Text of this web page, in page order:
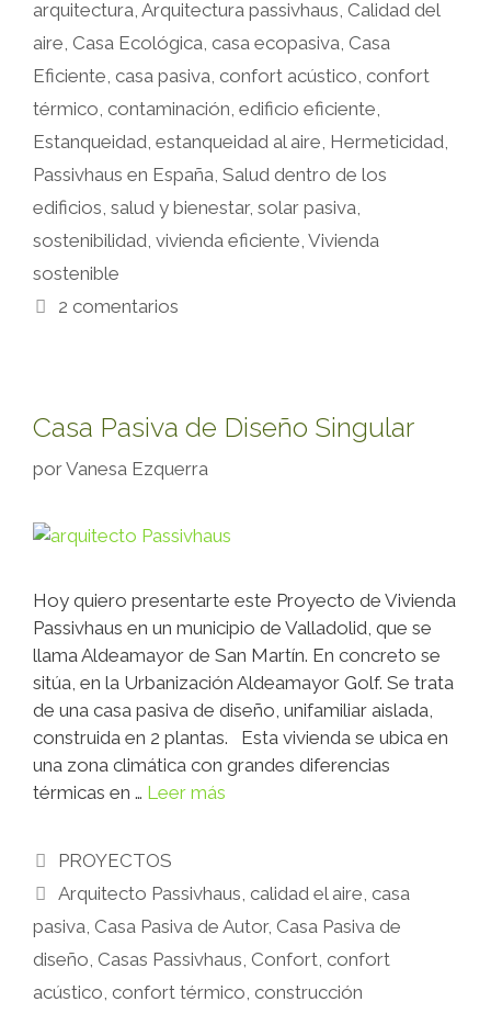
arquitectura Arquitectura passivhaus Calidad del
aire Casa Ecológica casa ecopasiva Casa
Eficiente casa pasiva confort acústico confort
térmico contaminación edificio eficiente
Estanqueidad estanqueidad al aire Hermeticidad
Passivhaus en España Salud dentro de los
edificios salud y bienestar, solar pasiva
sostenibilidad vivienda eficiente Vivienda
sostenible
2 comentarios
Casa Pasiva de Diseño Singular
porVanesa Ezquerra
Hoy quiero presentarte este Proyecto de Vivienda
Passivhaus en un municipio de Valladolid, que se
llama Aldeamayor de San Martín. En concreto se
sitúa, en la Urbanización Aldeamayor Golf. Se trata
de una casa pasiva de diseño, unifamiliar aislada,
construida en 2 plantas. Esta vivienda se ubica en
una zona climática con grandes diferencias
térmicas en … Leer más
PROYECTOS
Arquitecto Passivhaus,calidad el aire,casa
pasiva, Casa Pasiva de Autor, Casa Pasiva de
diseño, Casas Passivhaus, Confort, confort
acústico, confort térmico, construcción